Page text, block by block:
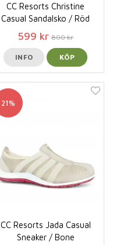
CC Resorts Christine
Casual Sandalsko / Röd
599 kr 800 kr
INFO KÖP
21%
CC Resorts Jada Casual
Sneaker / Bone